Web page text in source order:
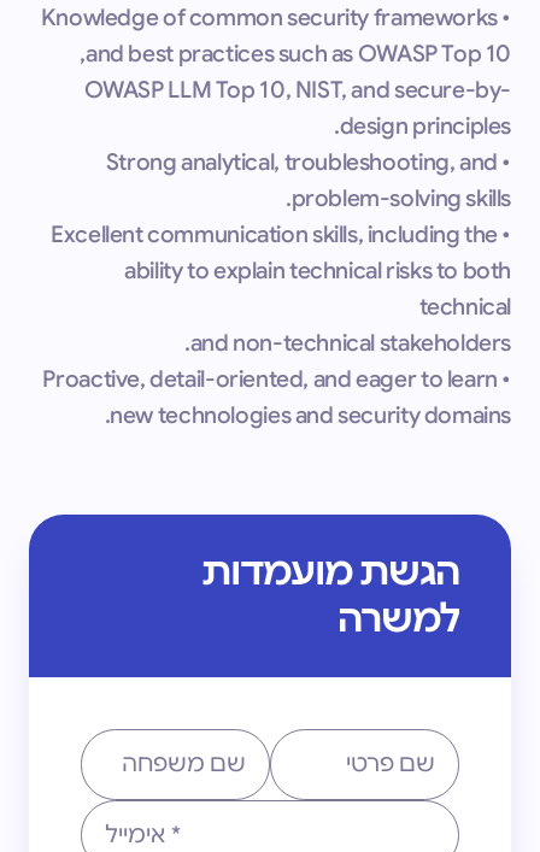
• Knowledge of common security frameworks
and best practices such as OWASP Top 10,
OWASP LLM Top 10, NIST, and secure-by-
design principles.
• Strong analytical, troubleshooting, and
problem-solving skills.
• Excellent communication skills, including the
ability to explain technical risks to both
technical
and non-technical stakeholders.
• Proactive, detail-oriented, and eager to learn
new technologies and security domains.
הגשת מועמדות
למשרה
שם פרטי שם משפחה
אימייל